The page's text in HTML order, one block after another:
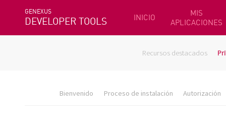
GENEXUS
DEVELOPER TOOLS INICIO
MIS
APLICACIONES
Recursos destacados
Bienvenido Proceso de instalación Autorización